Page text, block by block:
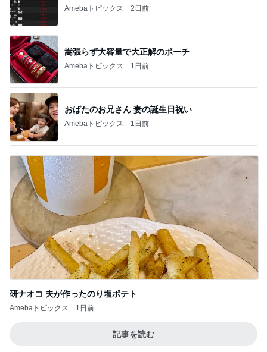
Amebaトピックス 2日前
嵩張らず大容量で大正解のポーチ
Amebaトピックス 1日前
おばたのお兄さん 妻の誕生日祝い
Amebaトピックス 1日前
研ナオコ 夫が作ったのり塩ポテト
Amebaトピックス 1日前
記事を読む